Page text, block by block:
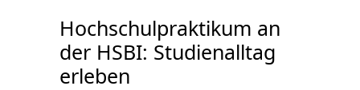
Hochschulpraktikum an
der HSBI: Studienalltag
erleben